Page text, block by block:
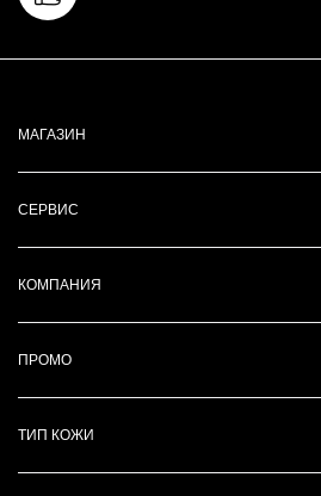
МАГАЗИН
СЕРВИС
КОМПАНИЯ
ПРОМО
ТИП КОЖИ